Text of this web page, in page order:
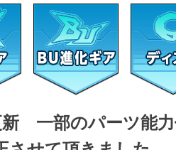
新 一部のパーツ能